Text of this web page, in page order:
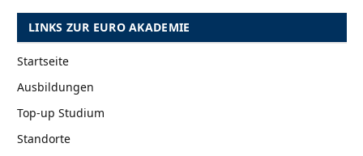
LINKS ZUR EURO AKADEMIE
Startseite
Ausbildungen
Top-up Studium
Standorte